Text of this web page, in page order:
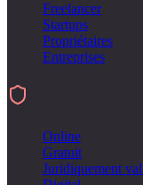
Freelancer
Startups
Propriétaires
Entreprises
Online
Gratuit
Juridiquement